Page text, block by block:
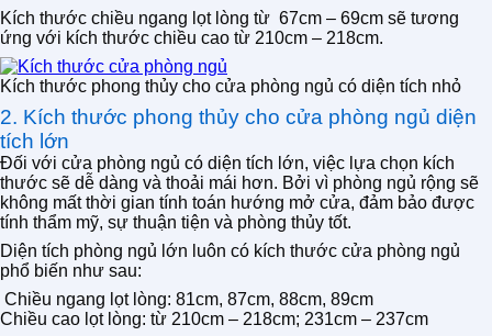
Kích thước chiều ngang lọt lòng từ 67cm – 69cm sẽ tương
ứng với kích thước chiều cao từ 210cm – 218cm.
Kích thước phong thủy cho cửa phòng ngủ có diện tích nhỏ
2. Kích thước phong thủy cho cửa phòng ngủ diện
tích lớn
Đối với cửa phòng ngủ có diện tích lớn, việc lựa chọn kích
thước sẽ dễ dàng và thoải mái hơn. Bởi vì phòng ngủ rộng sẽ
không mất thời gian tính toán hướng mở cửa, đảm bảo được
tính thẩm mỹ, sự thuận tiện và phòng thủy tốt.
Diện tích phòng ngủ lớn luôn có kích thước cửa phòng ngủ
phổ biến như sau:
Chiều ngang lọt lòng: 81cm, 87cm, 88cm, 89cm
Chiều cao lọt lòng: từ 210cm – 218cm; 231cm – 237cm